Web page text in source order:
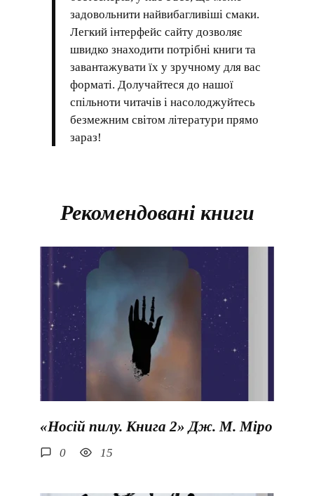
задовольнити найвибагливіші смаки.
Легкий інтерфейс сайту дозволяє
швидко знаходити потрібні книги та
завантажувати їх у зручному для вас
форматі. Долучайтеся до нашої
спільноти читачів і насолоджуйтесь
безмежним світом літератури прямо
зараз!
Рекомендовані книги
«Носій пилу. Книга 2» Дж. М. Міро
0 15